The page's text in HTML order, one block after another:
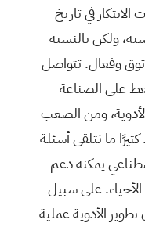
في تاريخ
ولكن بالنسبة
وفعال. تتواصل
على الصناعة
ومن الصعب
المبتكرة. كثيرًا ما نتلقى أسئلة
أجسامنا، وأن الذكاء الاصطناعي يمكنه دعم
الأحياء. على سبيل
جسم الإنسان. وكما تعلمون، فإن تطوير الأدوية عملية